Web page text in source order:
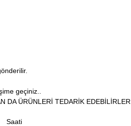
geçiniz..
ÜRÜNLERİ TEDARİK EDEBİLİRLER..
Saati